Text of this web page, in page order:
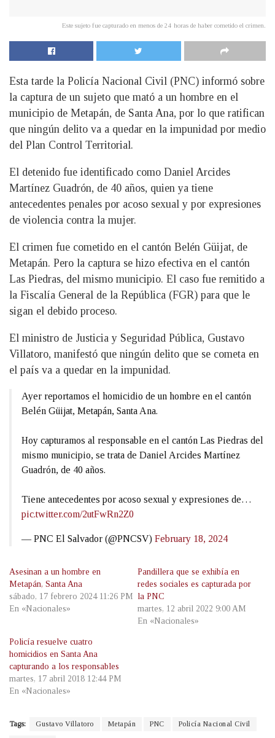
Este sujeto fue capturado en menos de 24 horas de haber cometido el crimen.
Esta tarde la Policía Nacional Civil (PNC) informó sobre
la captura de un sujeto que mató a un hombre en el
municipio de Metapán, de Santa Ana, por lo que ratifican
que ningún delito va a quedar en la impunidad por medio
del Plan Control Territorial.
El detenido fue identificado como Daniel Arcides
Martínez Guadrón, de 40 años, quien ya tiene
antecedentes penales por acoso sexual y por expresiones
de violencia contra la mujer.
El crimen fue cometido en el cantón Belén Güijat, de
Metapán. Pero la captura se hizo efectiva en el cantón
Las Piedras, del mismo municipio. El caso fue remitido a
la Fiscalía General de la República (FGR) para que le
sigan el debido proceso.
El ministro de Justicia y Seguridad Pública, Gustavo
Villatoro, manifestó que ningún delito que se cometa en
el país va a quedar en la impunidad.
Ayer reportamos el homicidio de un hombre en el cantón
Belén Güijat, Metapán, Santa Ana.
Hoy capturamos al responsable en el cantón Las Piedras del
mismo municipio, se trata de Daniel Arcides Martínez
Guadrón, de 40 años.
Tiene antecedentes por acoso sexual y expresiones de…
pic.twitter.com/2utFwRn2Z0
— PNC El Salvador (@PNCSV) February 18, 2024
Asesinan a un hombre en
Metapán, Santa Ana
sábado, 17 febrero 2024 11:26 PM
En «Nacionales»
Pandillera que se exhibía en
redes sociales es capturada por
la PNC
martes, 12 abril 2022 9:00 AM
En «Nacionales»
Policía resuelve cuatro
homicidios en Santa Ana
capturando a los responsables
martes, 17 abril 2018 12:44 PM
En «Nacionales»
Tags: Gustavo Villatoro Metapán PNC Policía Nacional Civil